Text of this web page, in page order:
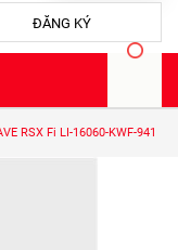
ĐĂNG KÝ
RSX Fi LI-16060-KWF-941